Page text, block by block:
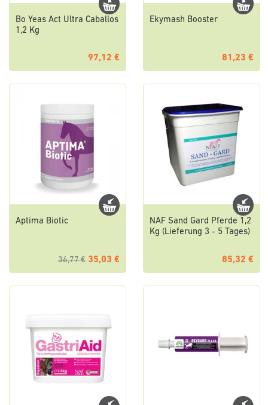
Bo Yeas Act Ultra Caballos
1,2 Kg
97,12 €
Ekymash Booster
81,23 €
Aptima Biotic
36,77 € 35,03 €
NAF Sand Gard Pferde 1,2
Kg (Lieferung 3 - 5 Tages)
85,32 €